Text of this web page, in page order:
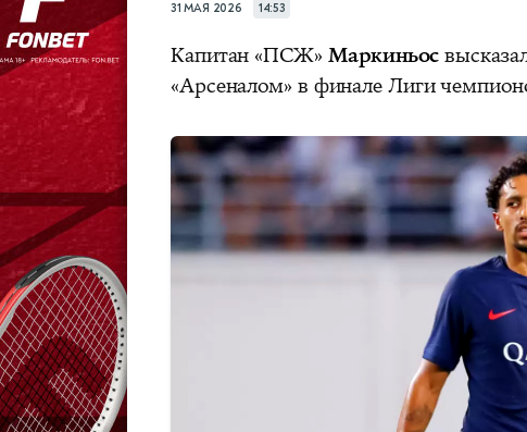
31 МАЯ 2026 14:53
Капитан «ПСЖ»Маркиньос
«Арсеналом» в финале Лиги